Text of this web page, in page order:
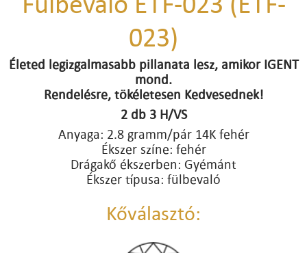
023)
Életed legizgalmasabb pillanata lesz, amikor IGENT
mond.
Rendelésre, tökéletesen Kedvesednek!
2 db 3 H/VS
Anyaga: 2.8 gramm/pár 14K fehér
Ékszer színe: fehér
Drágakő ékszerben: Gyémánt
Ékszer típusa: fülbevaló
Kőválasztó: